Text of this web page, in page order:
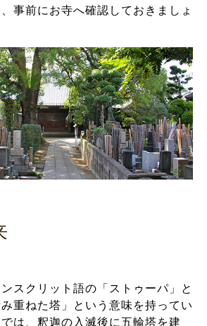
事前にお寺へ確認しておきましょ
スクリット語の「ストゥーパ」と
重ねた塔」という意味を持ってい
は、釈迦の入滅後に五輪塔を建